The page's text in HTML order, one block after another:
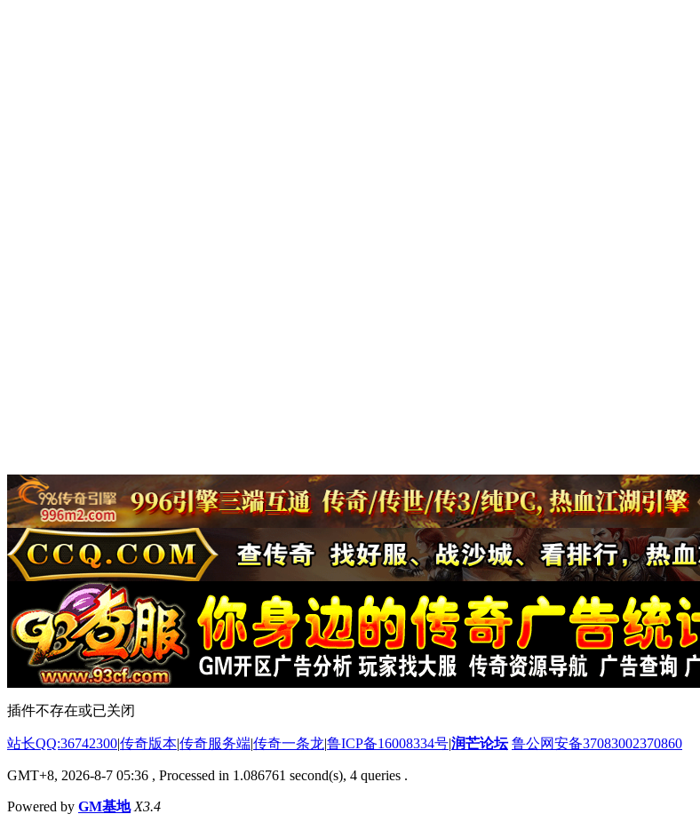
插件不存在或已关闭
站长QQ:36742300|传奇版本|传奇服务端|传奇一条龙|鲁ICP备16008334号|润芒论坛 鲁公网安备37083002370860
GMT+8, 2026-8-7 05:36 , Processed in 1.086761 second(s), 4 queries .
Powered by GM基地 X3.4